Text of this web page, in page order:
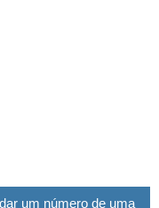
um número de uma